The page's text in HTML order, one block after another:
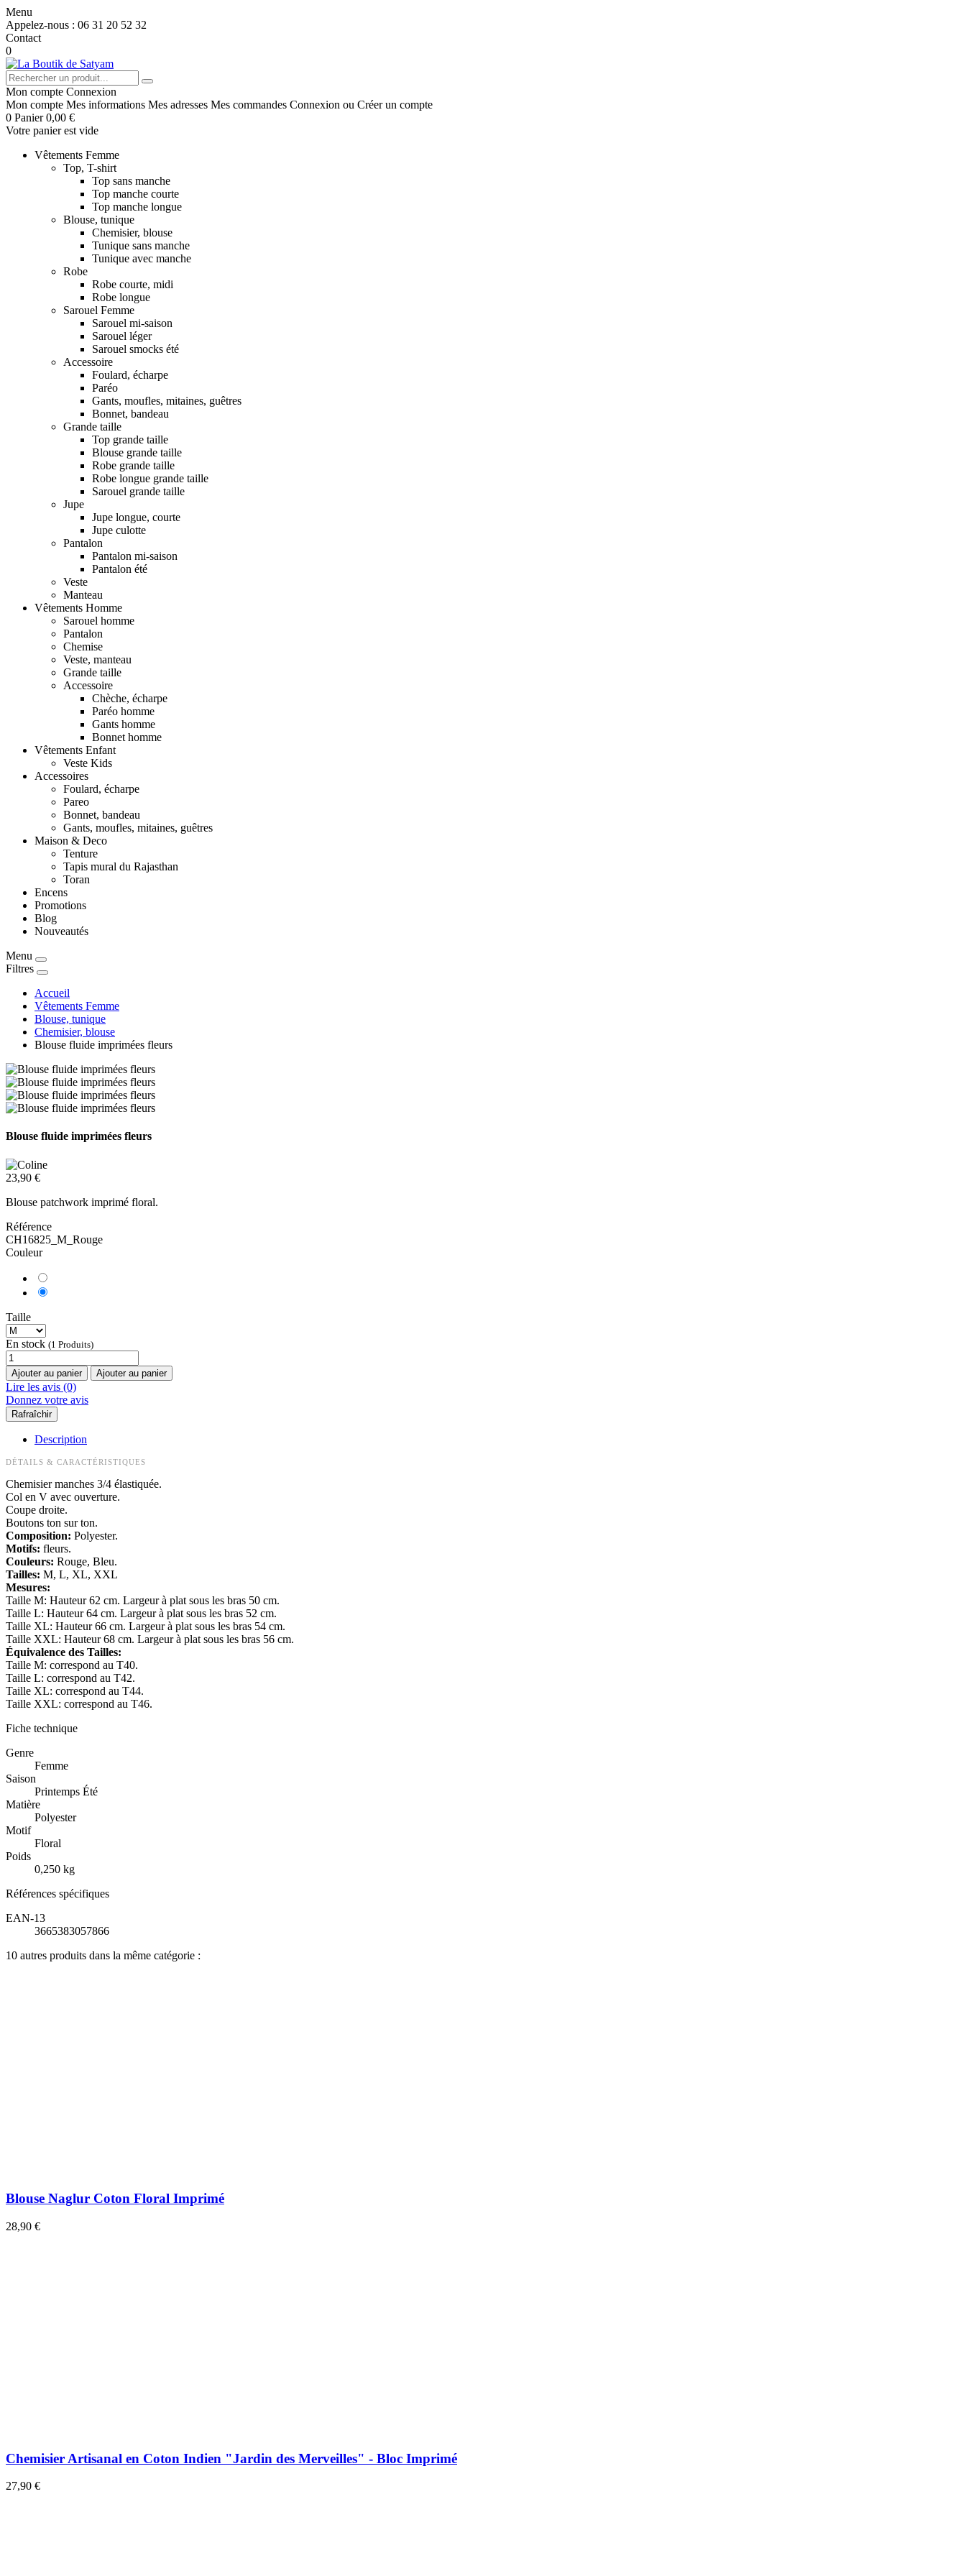
Menu
Appelez-nous : 06 31 20 52 32
Contact
0
Mon compte Connexion
Mon compte Mes informations Mes adresses Mes commandes Connexion ou Créer un compte
0 Panier 0,00 €
Votre panier est vide
Vêtements Femme
Top, T-shirt
Top sans manche
Top manche courte
Top manche longue
Blouse, tunique
Chemisier, blouse
Tunique sans manche
Tunique avec manche
Robe
Robe courte, midi
Robe longue
Sarouel Femme
Sarouel mi-saison
Sarouel léger
Sarouel smocks été
Accessoire
Foulard, écharpe
Paréo
Gants, moufles, mitaines, guêtres
Bonnet, bandeau
Grande taille
Top grande taille
Blouse grande taille
Robe grande taille
Robe longue grande taille
Sarouel grande taille
Jupe
Jupe longue, courte
Jupe culotte
Pantalon
Pantalon mi-saison
Pantalon été
Veste
Manteau
Vêtements Homme
Sarouel homme
Pantalon
Chemise
Veste, manteau
Grande taille
Accessoire
Chèche, écharpe
Paréo homme
Gants homme
Bonnet homme
Vêtements Enfant
Veste Kids
Accessoires
Foulard, écharpe
Pareo
Bonnet, bandeau
Gants, moufles, mitaines, guêtres
Maison & Deco
Tenture
Tapis mural du Rajasthan
Toran
Encens
Promotions
Blog
Nouveautés
Menu
Filtres
Accueil
Vêtements Femme
Blouse, tunique
Chemisier, blouse
Blouse fluide imprimées fleurs
Blouse fluide imprimées fleurs
23,90 €
Blouse patchwork imprimé floral.
Référence
CH16825_M_Rouge
Couleur
Taille
En stock (1 Produits)
Ajouter au panier Ajouter au panier
Lire les avis (0)
Donnez votre avis
Description
DÉTAILS & CARACTÉRISTIQUES
Chemisier manches 3/4 élastiquée.
Col en V avec ouverture.
Coupe droite.
Boutons ton sur ton.
Composition: Polyester.
Motifs: fleurs.
Couleurs: Rouge, Bleu.
Tailles: M, L, XL, XXL
Mesures:
Taille M: Hauteur 62 cm. Largeur à plat sous les bras 50 cm.
Taille L: Hauteur 64 cm. Largeur à plat sous les bras 52 cm.
Taille XL: Hauteur 66 cm. Largeur à plat sous les bras 54 cm.
Taille XXL: Hauteur 68 cm. Largeur à plat sous les bras 56 cm.
Équivalence des Tailles:
Taille M: correspond au T40.
Taille L: correspond au T42.
Taille XL: correspond au T44.
Taille XXL: correspond au T46.
Fiche technique
Genre
Femme
Saison
Printemps Été
Matière
Polyester
Motif
Floral
Poids
0,250 kg
Références spécifiques
EAN-13
3665383057866
10 autres produits dans la même catégorie :
Blouse Naglur Coton Floral Imprimé
28,90 €
Chemisier Artisanal en Coton Indien "Jardin des Merveilles" - Bloc Imprimé
27,90 €